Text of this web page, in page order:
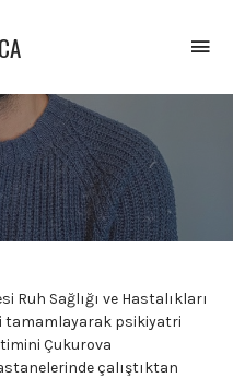
Ruh Sağlığı ve Hastalıkları
tamamlayarak psikiyatri
Çukurova
çalıştıktan